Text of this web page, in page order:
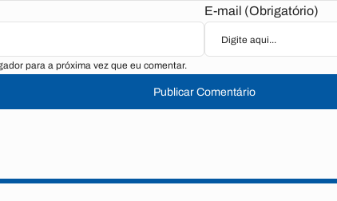
E-mail (Obrigatório)
para a próxima vez que eu comentar.
Publicar Comentário